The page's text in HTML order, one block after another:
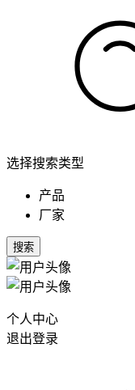
选择搜索类型
产品
厂家
搜索
个人中心
退出登录